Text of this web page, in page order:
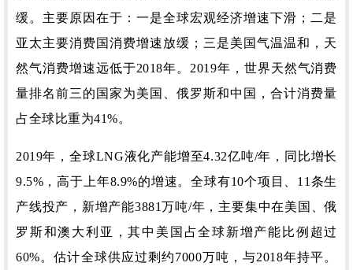
缓。 主要原因在于：一是全球宏观经济增速下滑； 二是
亚太主要消费国消费增速放缓； 三是美国气温温和，天
然气消费增速远低于2018年。 2019年，世界天然气消费
量排名前三的国家为美国、俄罗斯和中国，合计消费量
占全球比重为41%。
2019年，全球LNG液化产能增至4.32亿吨/年，同比增长
9.5%，高于上年8.9%的增速。全球有10个项目、11条生
产线投产，新增产能3881万吨/年，主要集中在美国、俄
罗斯和澳大利亚，其中美国占全球新增产能比例超过
60%。估计全球供应过剩约7000万吨，与2018年持平。